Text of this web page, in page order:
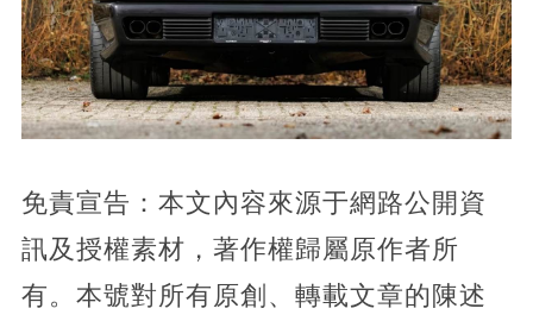
免責宣告：本文內容來源于網路公開資
訊及授權素材，著作權歸屬原作者所
有。本號對所有原創、轉載文章的陳述